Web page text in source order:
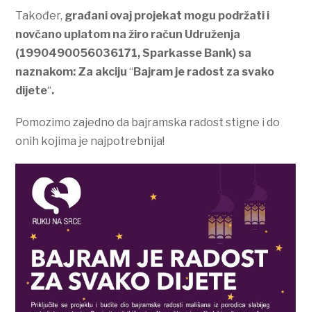
Također, građani ovaj projekat mogu podržati i
novčano uplatom na žiro račun Udruženja
(1990490056036171, Sparkasse Bank) sa
naznakom: Za akciju“Bajram je radost za svako
dijete“.
Pomozimo zajedno da bajramska radost stigne i do
onih kojima je najpotrebnija!